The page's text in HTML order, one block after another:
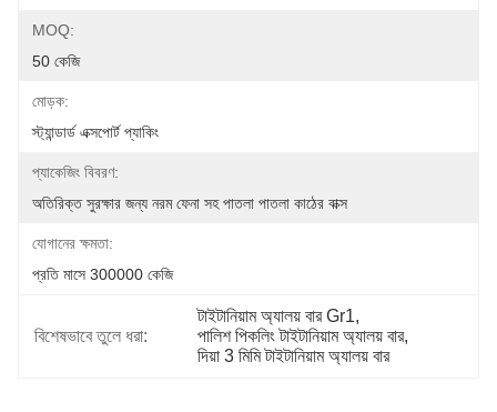
MOQ:
50 কেজি
মোড়ক:
স্ট্যান্ডার্ড এক্সপোর্ট প্যাকিং
প্যাকেজিং বিবরণ:
অতিরিক্ত সুরক্ষার জন্য নরম ফেনা সহ পাতলা পাতলা কাঠের বাক্স
যোগানের ক্ষমতা:
প্রতি মাসে 300000 কেজি
বিশেষভাবে তুলে ধরা:
টাইটানিয়াম অ্যালয় বার Gr1,
পালিশ পিকলিং টাইটানিয়াম অ্যালয় বার,
দিয়া 3 মিমি টাইটানিয়াম অ্যালয় বার